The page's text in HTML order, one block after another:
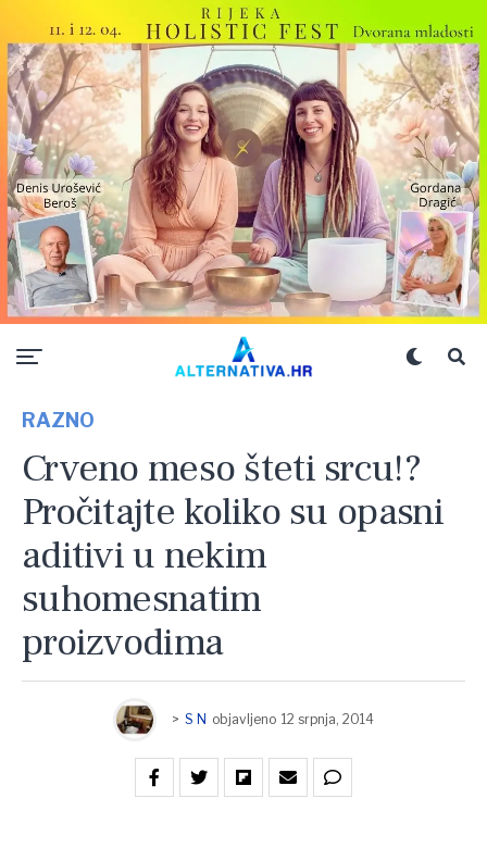
RAZNO
Crveno meso šteti srcu!?
Pročitajte koliko su opasni
aditivi u nekim
suhomesnatim
proizvodima
> S N objavljeno 12 srpnja, 2014